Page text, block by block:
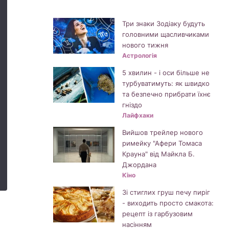
Три знаки Зодіаку будуть
головними щасливчиками
нового тижня
Астрологія
5 хвилин - і оси більше не
турбуватимуть: як швидко
та безпечно прибрати їхнє
гніздо
Лайфхаки
Вийшов трейлер нового
римейку "Афери Томаса
Крауна" від Майкла Б.
Джордана
Кіно
Зі стиглих груш печу пиріг
- виходить просто смакота:
рецепт із гарбузовим
насінням